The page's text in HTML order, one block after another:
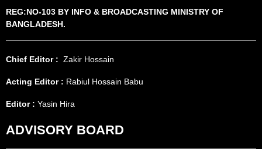
REG:NO-103 BY INFO & BROADCASTING MINISTRY OF
BANGLADESH.
Chief Editor : Zakir Hossain
Acting Editor : Rabiul Hossain Babu
Editor : Yasin Hira
ADVISORY BOARD